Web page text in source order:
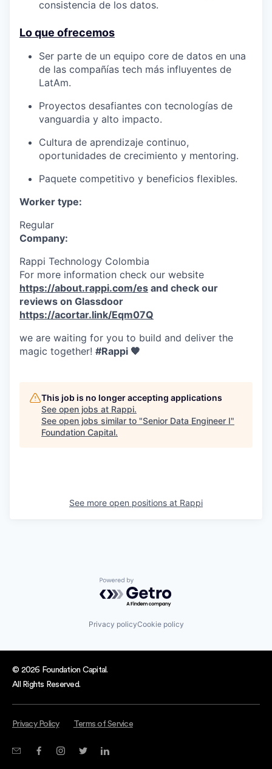
consistencia de los datos.
Lo que ofrecemos
Ser parte de un equipo core de datos en una
de las compañías tech más influyentes de
LatAm.
Proyectos desafiantes con tecnologías de
vanguardia y alto impacto.
Cultura de aprendizaje continuo,
oportunidades de crecimiento y mentoring.
Paquete competitivo y beneficios flexibles.
Worker type:
Regular
Company:
Rappi Technology Colombia
For more information check our website
https://about.rappi.com/es and check our
reviews on Glassdoor
https://acortar.link/Eqm07Q
we are waiting for you to build and deliver the
magic together! #Rappi 🧡
This job is no longer accepting applications
See open jobs at Rappi.
See open jobs similar to "Senior Data Engineer I"
Foundation Capital.
See more open positions at Rappi
Powered by Getro.com
Privacy policyCookie policy
© 2026 Foundation Capital.
All Rights Reserved.
Privacy Policy Terms of Service